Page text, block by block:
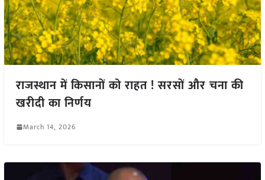
राजस्थान में किसानों को राहत ! सरसों और चना की
खरीदी का निर्णय
March 14, 2026